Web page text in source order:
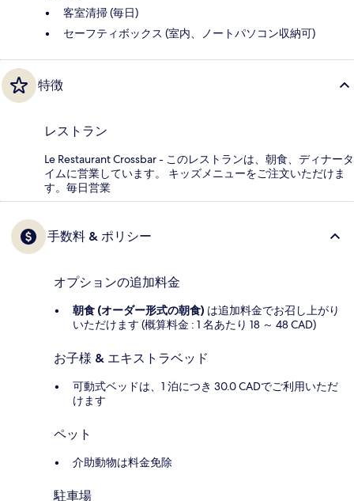
客室清掃 (毎日)
セーフティボックス (室内、ノートパソコン収納可)
特徴
レストラン
Le Restaurant Crossbar - このレストランは、朝食、ディナータ
イムに営業しています。 キッズメニューをご注文いただけま
す。毎日営業
手数料 & ポリシー
オプションの追加料金
朝食 (オーダー形式の朝食) は追加料金でお召し上がり
いただけます (概算料金 : 1 名あたり 18 ～ 48 CAD)
お子様 & エキストラベッド
可動式ベッドは、1 泊につき 30.0 CADでご利用いただ
けます
ペット
介助動物は料金免除
駐車場